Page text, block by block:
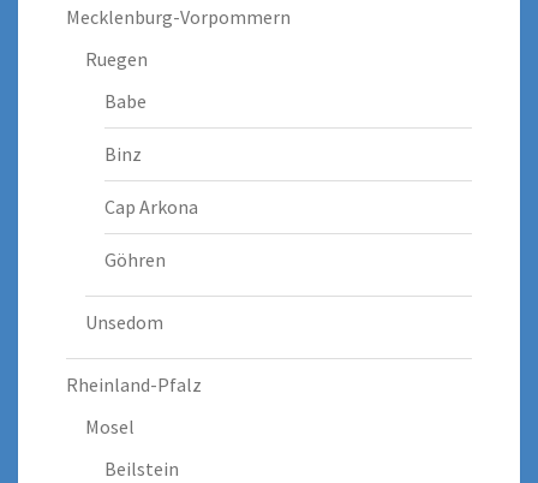
Mecklenburg-Vorpommern
Ruegen
Babe
Binz
Cap Arkona
Göhren
Unsedom
Rheinland-Pfalz
Mosel
Beilstein